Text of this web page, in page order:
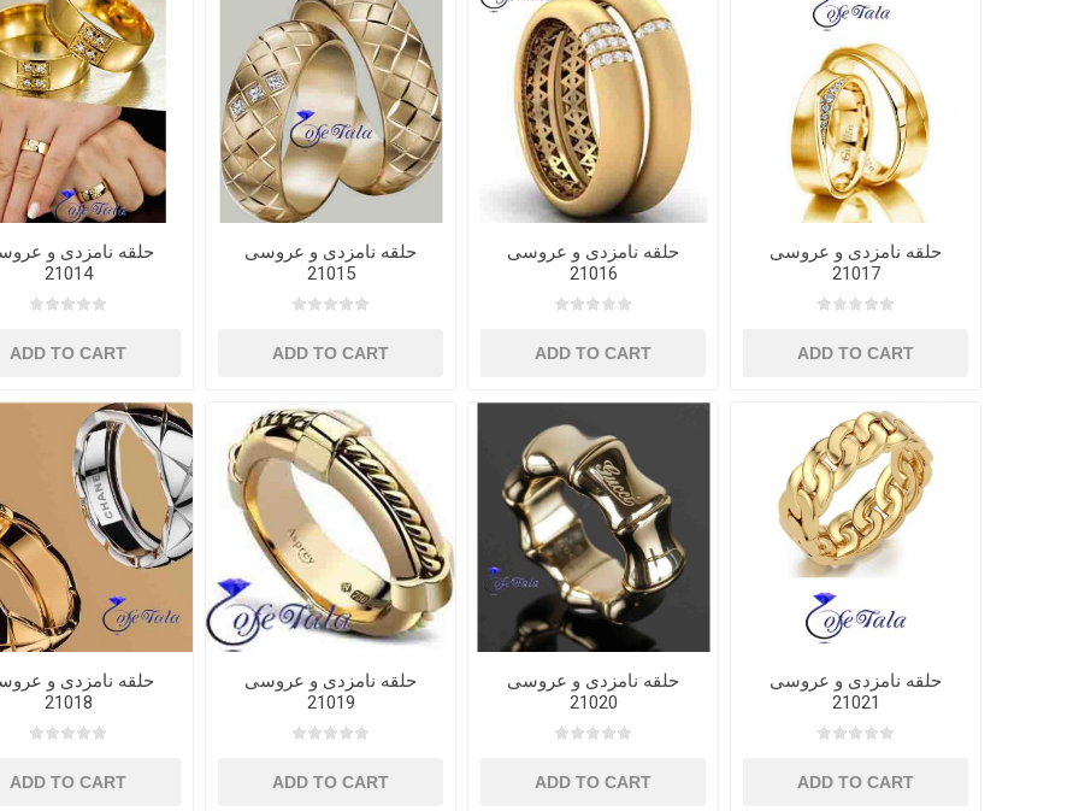
حلقه نامزدی و
21014
ADD TO CART
حلقه نامزدی و عروسی
21015
ADD TO CART
حلقه نامزدی و عروسی
21016
ADD TO CART
حلقه نامزدی و عروسی
21017
ADD TO CART
حلقه نامزدی و
21018
ADD TO CART
حلقه نامزدی و عروسی
21019
ADD TO CART
حلقه نامزدی و عروسی
21020
ADD TO CART
حلقه نامزدی و عروسی
21021
ADD TO CART